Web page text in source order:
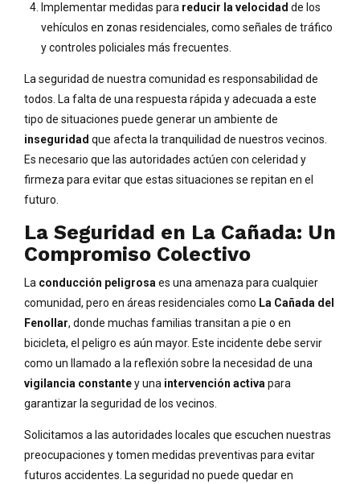
Implementar medidas para reducir la velocidad de los
vehículos en zonas residenciales, como señales de tráfico
y controles policiales más frecuentes.
La seguridad de nuestra comunidad es responsabilidad de
todos. La falta de una respuesta rápida y adecuada a este
tipo de situaciones puede generar un ambiente de
inseguridad que afecta la tranquilidad de nuestros vecinos.
Es necesario que las autoridades actúen con celeridad y
firmeza para evitar que estas situaciones se repitan en el
futuro.
La Seguridad en La Cañada: Un
Compromiso Colectivo
La conducción peligrosa es una amenaza para cualquier
comunidad, pero en áreas residenciales como La Cañada del
Fenollar, donde muchas familias transitan a pie o en
bicicleta, el peligro es aún mayor. Este incidente debe servir
como un llamado a la reflexión sobre la necesidad de una
vigilancia constantey una intervención activa para
garantizar la seguridad de los vecinos.
Solicitamos a las autoridades locales que escuchen nuestras
preocupaciones y tomen medidas preventivas para evitar
futuros accidentes. La seguridad no puede quedar en